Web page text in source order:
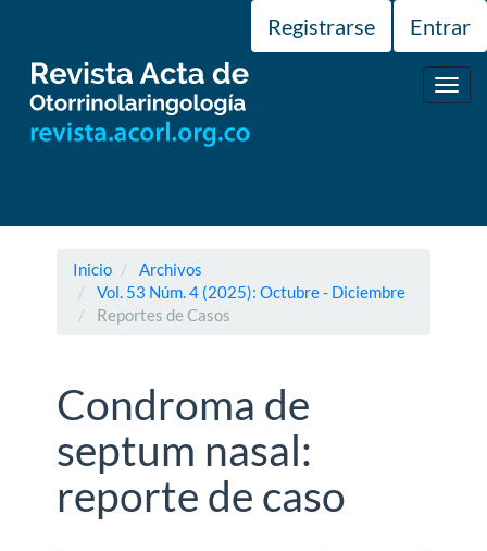
principal
Barra
lateral
Registrarse Entrar
Inicio
Archivos
Vol. 53 Núm. 4 (2025): Octubre - Diciembre
Reportes de Casos
Condroma de
septum nasal:
reporte de caso